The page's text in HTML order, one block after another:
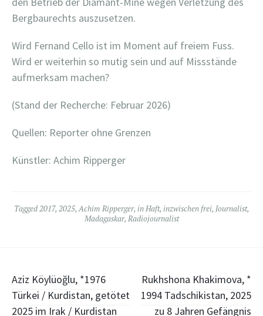
Bergbaurechts auszusetzen.
Wird Fernand Cello ist im Moment auf freiem Fuss.
Wird er weiterhin so mutig sein und auf Missstände
aufmerksam machen?
(Stand der Recherche: Februar 2026)
Quellen: Reporter ohne Grenzen
Künstler: Achim Ripperger
Tagged2017, 2025,Achim Ripperger, in Haft, inzwischen frei, Journalist,
Madagaskar, Radiojournalist
Post
navigation
Aziz Köylüoğlu, *1976
Türkei / Kurdistan, getötet
2025 im Irak / Kurdistan
Rukhshona Khakimova, *
1994 Tadschikistan, 2025
zu 8 Jahren Gefängnis